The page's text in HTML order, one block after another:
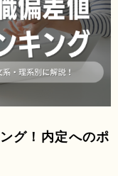
グ！内定へのポ